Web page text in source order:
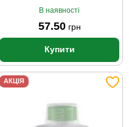
В наявності
57.50грн
Купити
АКЦІЯ